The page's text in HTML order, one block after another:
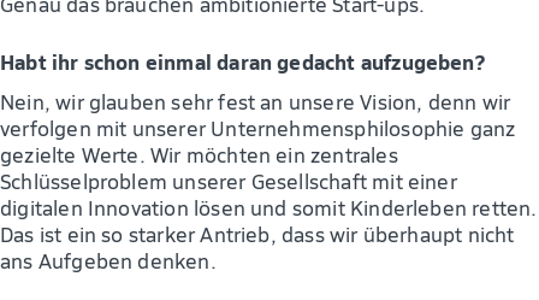
Habt ihr schon einmal daran gedacht aufzugeben?
Nein, wir glauben sehr fest an unsere Vision, denn wir
verfolgen mit unserer Unternehmensphilosophie ganz
gezielte Werte. Wir möchten ein zentrales
Schlüsselproblem unserer Gesellschaft mit einer
digitalen Innovation lösen und somit Kinderleben retten.
Das ist ein so starker Antrieb, dass wir überhaupt nicht
ans Aufgeben denken.